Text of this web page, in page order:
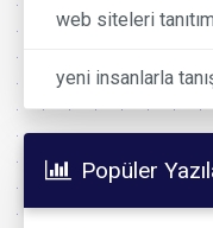
web siteleri
yeni insanlarla
Popüler